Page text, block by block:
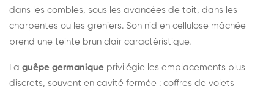
dans les combles, sous les avancées de toit, dans les
charpentes ou les greniers. Son nid en cellulose mâchée
prend une teinte brun clair caractéristique.
La guêpe germanique privilégie les emplacements plus
discrets, souvent en cavité fermée : coffres de volets